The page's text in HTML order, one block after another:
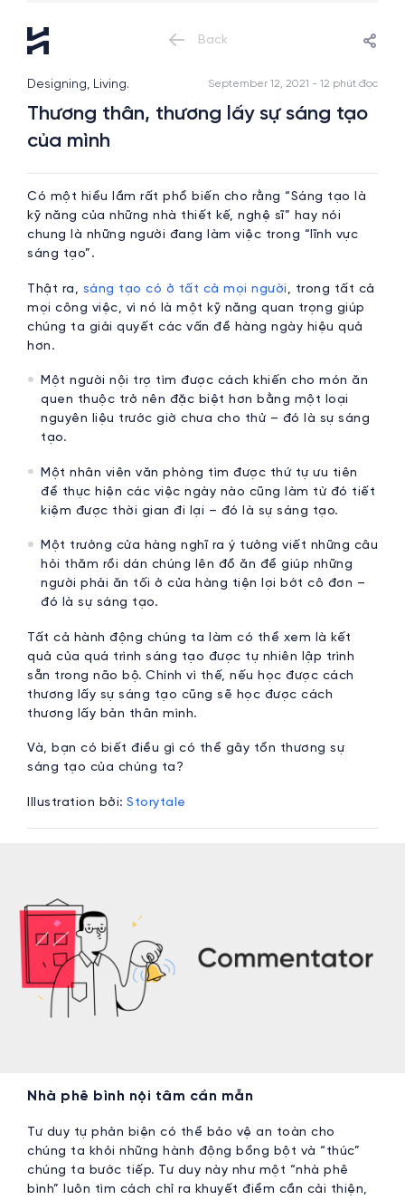
Back
Designing, Living. September 12, 2021 - 12 phút đọc
Thương thân, thương lấy sự sáng tạo
của mình
Có một hiểu lầm rất phổ biến cho rằng “Sáng tạo là
kỹ năng của những nhà thiết kế, nghệ sĩ” hay nói
chung là những người đang làm việc trong “lĩnh vực
sáng tạo”.
Thật ra, sáng tạo có ở tất cả mọi người
, trong tất cả
mọi công việc, vì nó là một kỹ năng quan trọng giúp
chúng ta giải quyết các vấn đề hàng ngày hiệu quả
hơn.
Một người nội trợ tìm được cách khiến cho món ăn
quen thuộc trở nên đặc biệt hơn bằng một loại
nguyên liệu trước giờ chưa cho thử – đó là sự sáng
tạo.
Một nhân viên văn phòng tìm được thứ tự ưu tiên
để thực hiện các việc ngày nào cũng làm từ đó tiết
kiệm được thời gian đi lại – đó là sự sáng tạo.
Một trưởng cửa hàng nghĩ ra ý tưởng viết những câu
hỏi thăm rồi dán chúng lên đồ ăn để giúp những
người phải ăn tối ở cửa hàng tiện lợi bớt cô đơn –
đó là sự sáng tạo.
Tất cả hành động chúng ta làm có thể xem là kết
quả của quá trình sáng tạo được tự nhiên lập trình
sẵn trong não bộ. Chính vì thế, nếu học được cách
thương lấy sự sáng tạo cũng sẽ học được cách
thương lấy bản thân mình.
Và, bạn có biết điều gì có thể gây tổn thương sự
sáng tạo của chúng ta?
Illustration bởi: Storytale
Nhà phê bình nội tâm cần mẫn
Tư duy tự phản biện có thể bảo vệ an toàn cho
chúng ta khỏi những hành động bồng bột và “thúc”
chúng ta bước tiếp. Tư duy này như một “nhà phê
bình” luôn tìm cách chỉ ra khuyết điểm cần cải thiện,